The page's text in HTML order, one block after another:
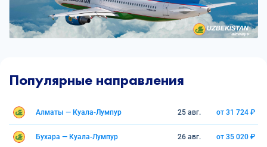
Популярные направления
Алматы — Куала-Лумпур 25 авг. от 31 724 ₽
Бухара — Куала-Лумпур 26 авг. от 35 020 ₽